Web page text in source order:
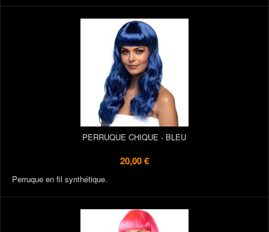
PERRUQUE CHIQUE - BLEU
20,00 €
Perruque en fil synthétique.